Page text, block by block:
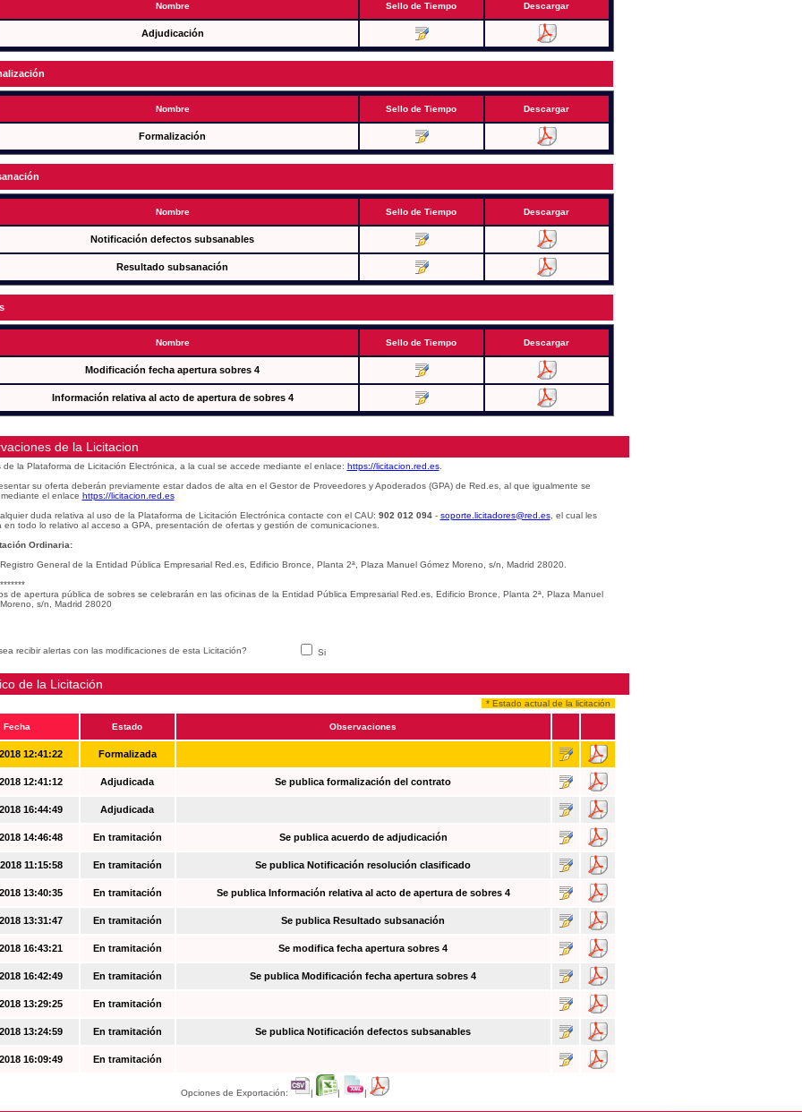
Nombre Sello de Tiempo Descargar
Adjudicación
Nombre Sello de Tiempo Descargar
Formalización
Nombre Sello de Tiempo Descargar
Notificación defectos subsanables
Resultado subsanación
Nombre Sello de Tiempo Descargar
Modificación fecha apertura sobres 4
Información relativa al acto de apertura de sobres 4
de la Licitacion
de la Plataforma de Licitación Electrónica, a la cual se accede mediante el enlace: https://licitacion.red.es.
su oferta deberán previamente estar dados de alta en el Gestor de Proveedores y Apoderados (GPA) de Red.es, al que igualmente se
el enlace https://licitacion.red.es
duda relativa al uso de la Plataforma de Licitación Electrónica contacte con el CAU: 902 012 094- soporte.licitadores@red.es, el cual les
en todo lo relativo al acceso a GPA, presentación de ofertas y gestión de comunicaciones.
Ordinaria:
General de la Entidad Pública Empresarial Red.es, Edificio Bronce, Planta 2ª, Plaza Manuel Gómez Moreno, s/n, Madrid 28020.
de apertura pública de sobres se celebrarán en las oficinas de la Entidad Pública Empresarial Red.es, Edificio Bronce, Planta 2ª, Plaza Manuel
s/n, Madrid 28020
recibir alertas con las modificaciones de esta Licitación? Si
de la Licitación
* Estado actual de la licitación
Fecha Estado Observaciones
12:41:22 Formalizada
12:41:12 Adjudicada Se publica formalización del contrato
16:44:49 Adjudicada
14:46:48 En tramitación Se publica acuerdo de adjudicación
11:15:58 En tramitación Se publica Notificación resolución clasificado
13:40:35 En tramitación Se publica Información relativa al acto de apertura de sobres 4
13:31:47 En tramitación Se publica Resultado subsanación
16:43:21 En tramitación Se modifica fecha apertura sobres 4
16:42:49 En tramitación Se publica Modificación fecha apertura sobres 4
13:29:25 En tramitación
13:24:59 En tramitación Se publica Notificación defectos subsanables
16:09:49 En tramitación
Opciones de Exportación: | | |